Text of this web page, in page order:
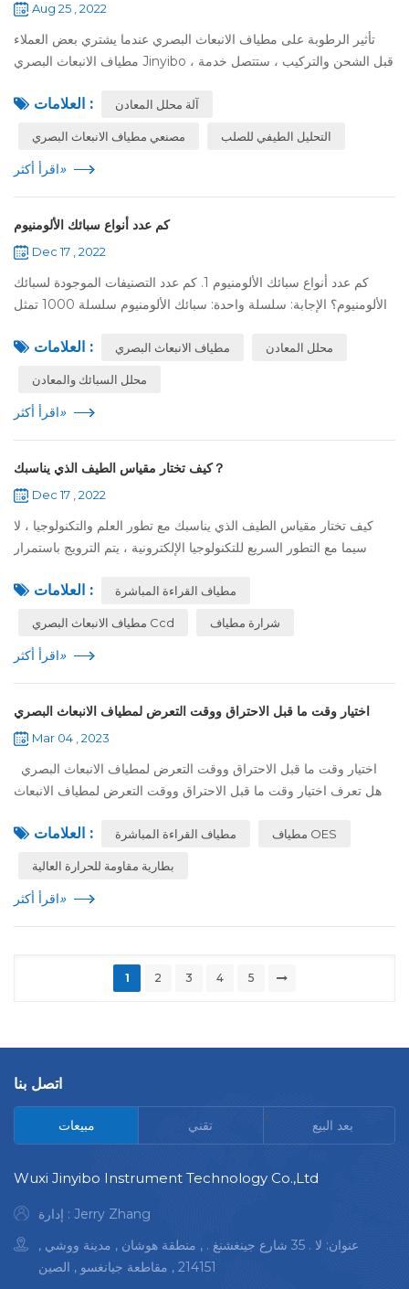
Aug 25 , 2022
تأثير الرطوبة على مطياف الانبعاث البصري عندما يشتري بعض العملاء
مطياف الانبعاث البصري Jinyibo ، قبل الشحن والتركيب ، ستتصل خدمة
اله...
العلامات : آلة محلل المعادن
مصنعي مطياف الانبعاث البصري التحليل الطيفي للصلب
اقرأ أكثر»
كم عدد أنواع سبائك الألومنيوم
Dec 17 , 2022
كم عدد أنواع سبائك الألومنيوم 1. كم عدد التصنيفات الموجودة لسبائك
الألومنيوم؟ الإجابة: سلسلة واحدة: سبائك الألومنيوم سلسلة 1000 تمثل
على ...
العلامات : مطياف الانبعاث البصري محلل المعادن
محلل السبائك والمعادن
اقرأ أكثر»
كيف تختار مقياس الطيف الذي يناسبك？
Dec 17 , 2022
كيف تختار مقياس الطيف الذي يناسبك مع تطور العلم والتكنولوجيا ، لا
سيما مع التطور السريع للتكنولوجيا الإلكترونية ، يتم الترويج باستمرار
العلامات : مطياف القراءة المباشرة
مطياف الانبعاث البصري Ccd شرارة مطياف
اقرأ أكثر»
اختيار وقت ما قبل الاحتراق ووقت التعرض لمطياف الانبعاث البصري
Mar 04 , 2023
اختيار وقت ما قبل الاحتراق ووقت التعرض لمطياف الانبعاث البصري
هل تعرف اختيار وقت ما قبل الاحتراق ووقت التعرض لمطياف الانبعاث
الضروري...
العلامات : مطياف القراءة المباشرة مطياف OES
بطارية مقاومة للحرارة العالية
اقرأ أكثر»
1 2 3 4 5
اتصل بنا
مبيعات تقني < بعد البيع
Wuxi Jinyibo Instrument Technology Co.,Ltd
إدارة : Jerry Zhang
عنوان: لا . 35 شارع جينغشنغ . , منطقة هوشان , مدينة ووشي ,
214151 , مقاطعة جيانغسو , الصين